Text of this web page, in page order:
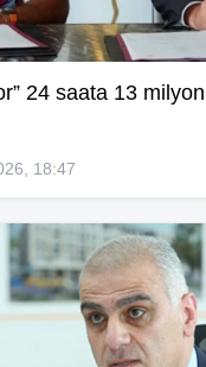
24 saata 13
18:47